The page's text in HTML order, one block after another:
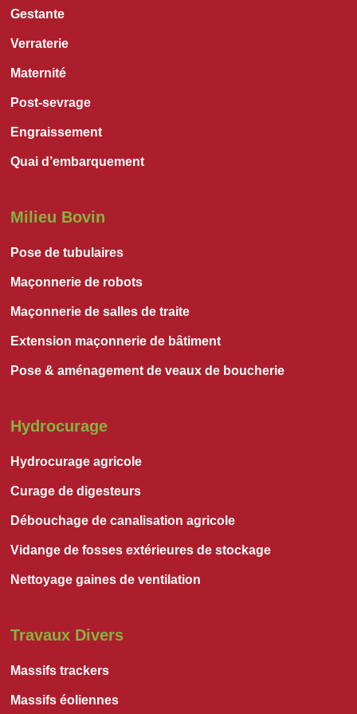
Gestante
Verraterie
Maternité
Post-sevrage
Engraissement
Quai d’embarquement
Milieu Bovin
Pose de tubulaires
Maçonnerie de robots
Maçonnerie de salles de traite
Extension maçonnerie de bâtiment
Pose & aménagement de veaux de boucherie
Hydrocurage
Hydrocurage agricole
Curage de digesteurs
Débouchage de canalisation agricole
Vidange de fosses extérieures de stockage
Nettoyage gaines de ventilation
Travaux Divers
Massifs trackers
Massifs éoliennes